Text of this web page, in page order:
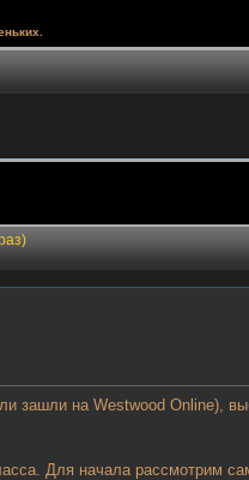
зашли на Westwood Online),
Для начала рассмотрим